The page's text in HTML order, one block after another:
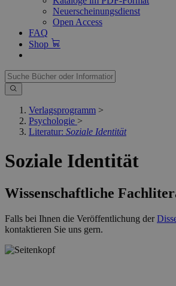
Neuerscheinungsdienst
Open Access
FAQ
Shop
Verlagsprogramm >
Psychologie >
Literatur: Soziale Identität
Soziale Identität
Wissenschaftliche
Falls bei Ihnen die Veröffentlichung der
kontaktieren Sie uns gern.